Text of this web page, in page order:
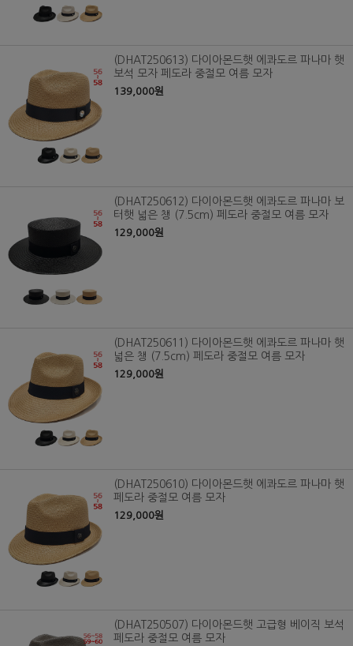
(DHAT250613) 다이아몬드햇 에콰도르 파나마 햇
보석 모자 페도라 중절모 여름 모자
139,000원
(DHAT250612) 다이아몬드햇 에콰도르 파나마 보
터햇 넓은 챙 (7.5cm) 페도라 중절모 여름 모자
129,000원
(DHAT250611) 다이아몬드햇 에콰도르 파나마 햇
넓은 챙 (7.5cm) 페도라 중절모 여름 모자
129,000원
(DHAT250610) 다이아몬드햇 에콰도르 파나마 햇
페도라 중절모 여름 모자
129,000원
(DHAT250507) 다이아몬드햇 고급형 베이직 보석
페도라 중절모 여름 모자